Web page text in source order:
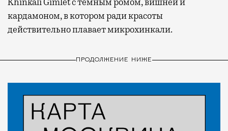
кардамоном, в котором ради красоты
действительно плавает микрохинкали.
ПРОДОЛЖЕНИЕ НИЖЕ